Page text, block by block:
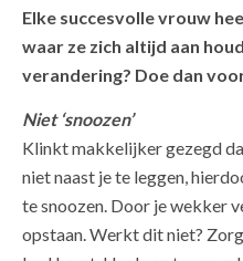
Elke succesvolle vrouw
waar ze zich altijd aan
verandering? Doe dan
Niet ‘snoozen’
Klinkt makkelijker gezegd
niet naast je te leggen,
te snoozen. Door je wekker
opstaan. Werkt dit niet?